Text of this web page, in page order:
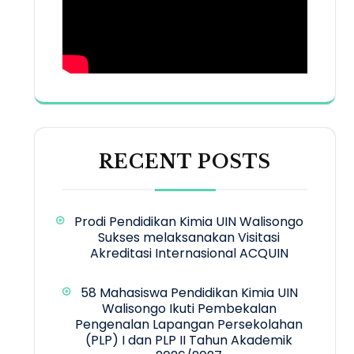
RECENT POSTS
Prodi Pendidikan Kimia UIN Walisongo
Sukses melaksanakan Visitasi
Akreditasi Internasional ACQUIN
58 Mahasiswa Pendidikan Kimia UIN
Walisongo Ikuti Pembekalan
Pengenalan Lapangan Persekolahan
(PLP) I dan PLP II Tahun Akademik